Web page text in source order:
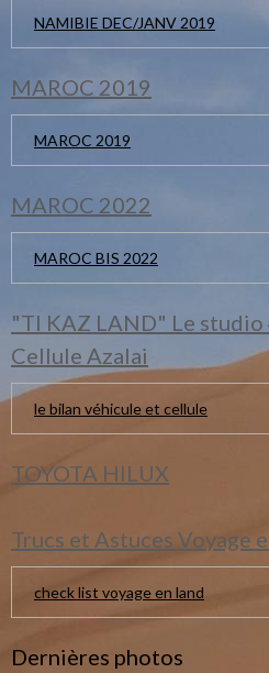
NAMIBIE DEC/JANV 2019
MAROC 2019
MAROC 2019
MAROC 2022
MAROC BIS 2022
"TI KAZ LAND" Le studio
Cellule Azalai
le bilan véhicule et cellule
TOYOTA HILUX
Trucs et Astuces Voyage
check list voyage en land
Dernières photos